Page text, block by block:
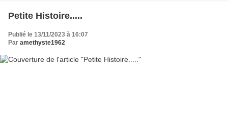
Petite Histoire.....
Publié le 13/11/2023 à 16:07
Par amethyste1962